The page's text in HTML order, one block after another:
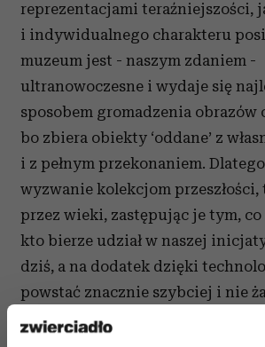
reprezentacjami teraźniejszości,
i indywidualnego charakteru
muzeum jest - naszym zdaniem -
ultranowoczesne i wydaje się
sposobem gromadzenia obrazów
bo zbiera obiekty ‘oddane’ z
i z pełnym przekonaniem.
wyzwanie kolekcjom
przez wieki, zastępując je tym, co
kto bierze udział w naszej
dziś, a na dodatek dzięki
powstać znacznie szybciej i nie
ograniczeniom geograficznym.